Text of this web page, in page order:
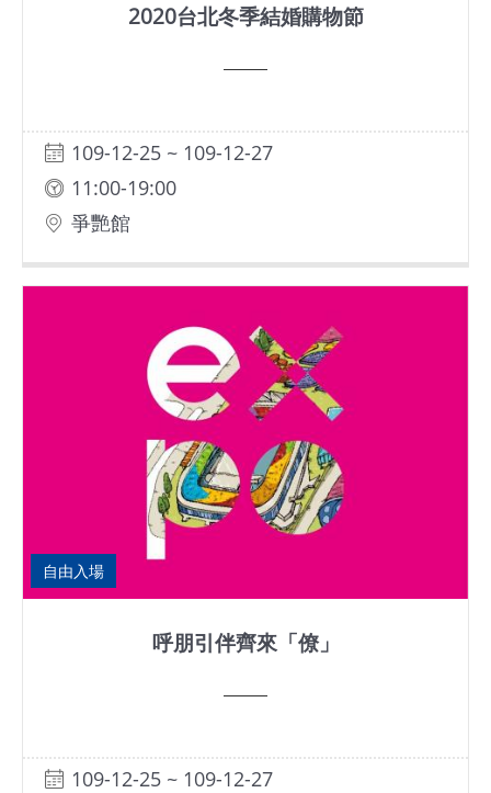
2020台北冬季結婚購物節
109-12-25 ~ 109-12-27
11:00-19:00
爭艷館
自由入場
呼朋引伴齊來「僚」
109-12-25 ~ 109-12-27